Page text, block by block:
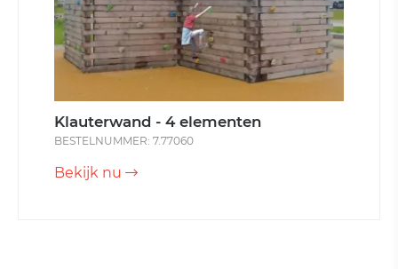
Klauterwand - 4 elementen
BESTELNUMMER: 7.77060
Bekijk nu